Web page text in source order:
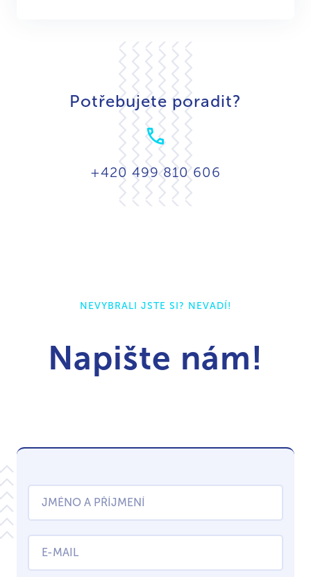
Potřebujete poradit?
+420 499 810 606
NEVYBRALI JSTE SI? NEVADÍ!
Napište nám!